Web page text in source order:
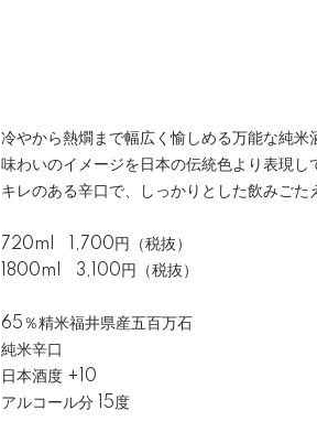
冷やから熱燗まで幅広く愉しめる万能な純米
味わいのイメージを日本の伝統色より表現し
キレのある辛口で、しっかりとした飲みごた
720ml 1,700円（税抜）
1800ml 3,100円（税抜）
65％精⽶福井県産五百万⽯
純米辛口
⽇本酒度 +10
アルコール分 15度